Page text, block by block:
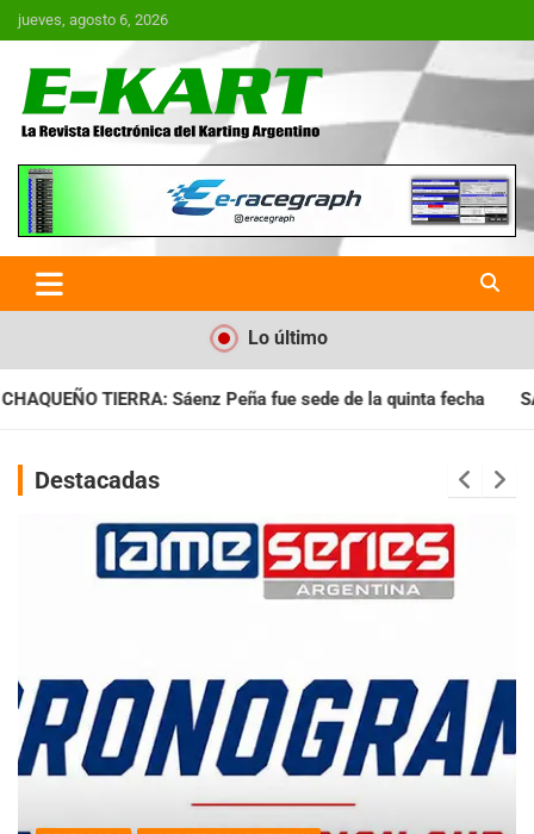
Saltar
al
jueves, agosto 6, 2026
E-Kart.com.ar | La Revista
Electrónica del Karting en
Argentina
Lo último
fue sede de la quinta fecha SANTIAGUEÑO: Se cumplió con
Destacadas